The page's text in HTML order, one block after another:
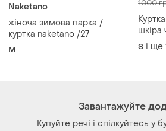
Завантажуйте
Купуйте речі і спілкуйтесь у
Як це працює?